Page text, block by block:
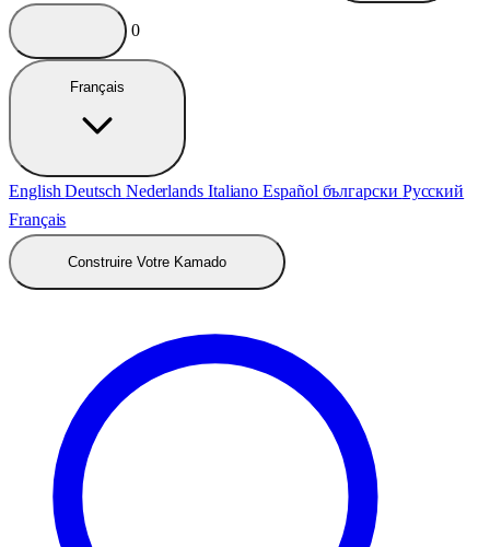
0
Français
EnglishDeutsch Nederlands ItalianoEspañol български Русский
Français
Construire Votre Kamado